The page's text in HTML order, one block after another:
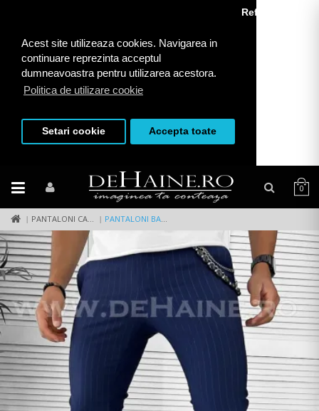
Acest site utilizeaza cookies. Navigarea in
continuare reprezinta acceptul
dumneavoastra pentru utilizarea acestora.
Politica de utilizare cookie
Refuza toate
Setari cookie Accepta toate
0
PANTALONI CASUAL PANTALONI BARBATI CASUAL REGULAR FIT BLEUMARIN B7887 14-4 E~